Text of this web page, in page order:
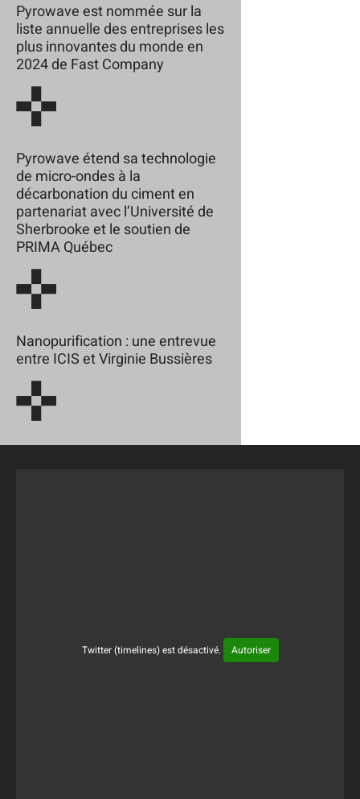
Pyrowave est nommée sur la
liste annuelle des entreprises les
plus innovantes du monde en
2024 de Fast Company
Pyrowave étend sa technologie
de micro-ondes à la
décarbonation du ciment en
partenariat avec l’Université de
Sherbrooke et le soutien de
PRIMA Québec
Nanopurification : une entrevue
entre ICIS et Virginie Bussières
Twitter (timelines) est désactivé. Autoriser